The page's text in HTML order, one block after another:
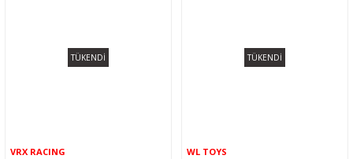
TÜKENDİ
VRX RACING
TÜKENDİ
WL TOYS